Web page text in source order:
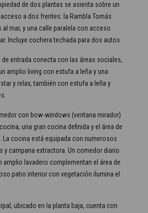
de dos plantas se asienta sobre un
a dos frentes: la Rambla Tomás
al mar, y una calle paralela con acceso
Incluye cochera techada para dos autos.
de entrada conecta con las áreas sociales,
amplio living con estufa a leña y una
y relax, también con estufa a leña y
con bow-windows (ventana mirador)
una gran cocina definida y el área de
La cocina está equipada con numerosos
y campana extractora. Un comedor diario
amplio lavadero complementan el área de
patio interior con vegetación ilumina el
ubicado en la planta baja, cuenta con